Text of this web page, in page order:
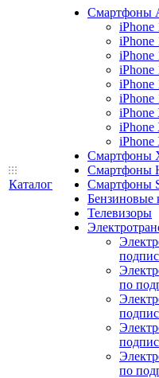
Каталог
Смартфоны
iPhone
iPhone
iPhone
iPhone
iPhone
iPhone
iPhone
iPhone
iPhone
Смартфоны
Смартфоны
Смартфоны
Бензиновые
Телевизоры
по
по